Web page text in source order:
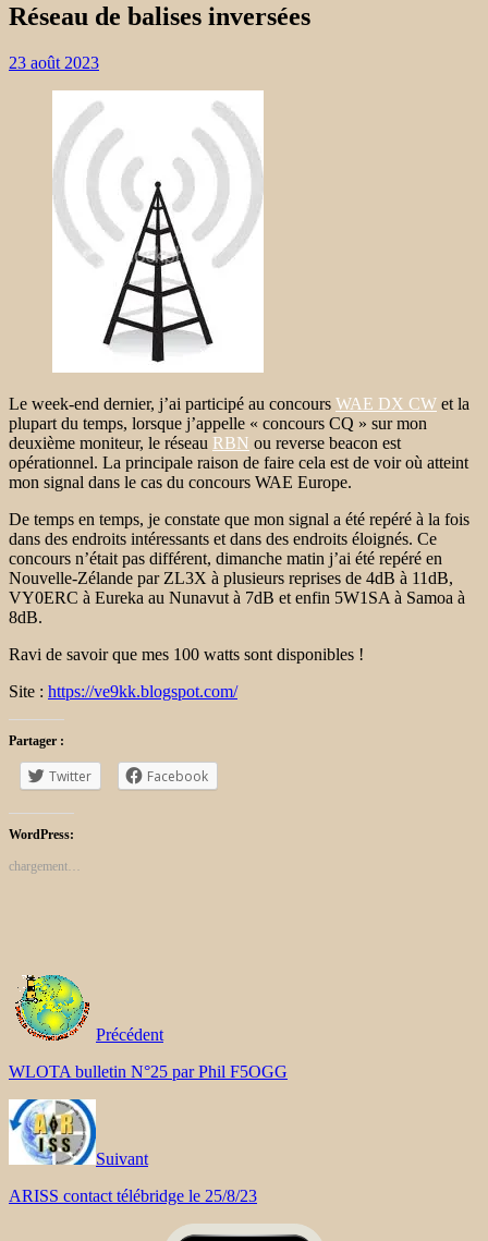
Réseau de balises inversées
23 août 2023
Le week-end dernier, j’ai participé au concours WAE DX CW et la
plupart du temps, lorsque j’appelle « concours CQ » sur mon
deuxième moniteur, le réseau RBN ou reverse beacon est
opérationnel. La principale raison de faire cela est de voir où atteint
mon signal dans le cas du concours WAE Europe.
De temps en temps, je constate que mon signal a été repéré à la fois
dans des endroits intéressants et dans des endroits éloignés. Ce
concours n’était pas différent, dimanche matin j’ai été repéré en
Nouvelle-Zélande par ZL3X à plusieurs reprises de 4dB à 11dB,
VY0ERC à Eureka au Nunavut à 7dB et enfin 5W1SA à Samoa à
8dB.
Ravi de savoir que mes 100 watts sont disponibles !
Site : https://ve9kk.blogspot.com/
Partager :
Twitter Facebook
WordPress:
chargement…
Précédent
WLOTA bulletin N°25 par Phil F5OGG
Suivant
ARISS contact télébridge le 25/8/23